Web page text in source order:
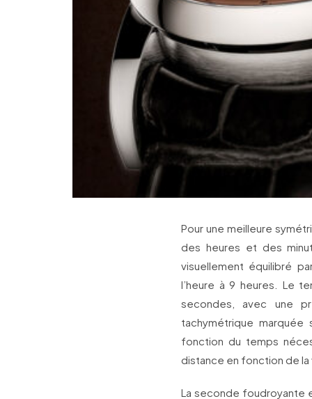
Pour une meilleure
des heures et des
visuellement équilibré
l’heure à 9 heures. Le
secondes, avec une
tachymétrique
fonction du temps
distance en fonction de
La seconde foudroyante